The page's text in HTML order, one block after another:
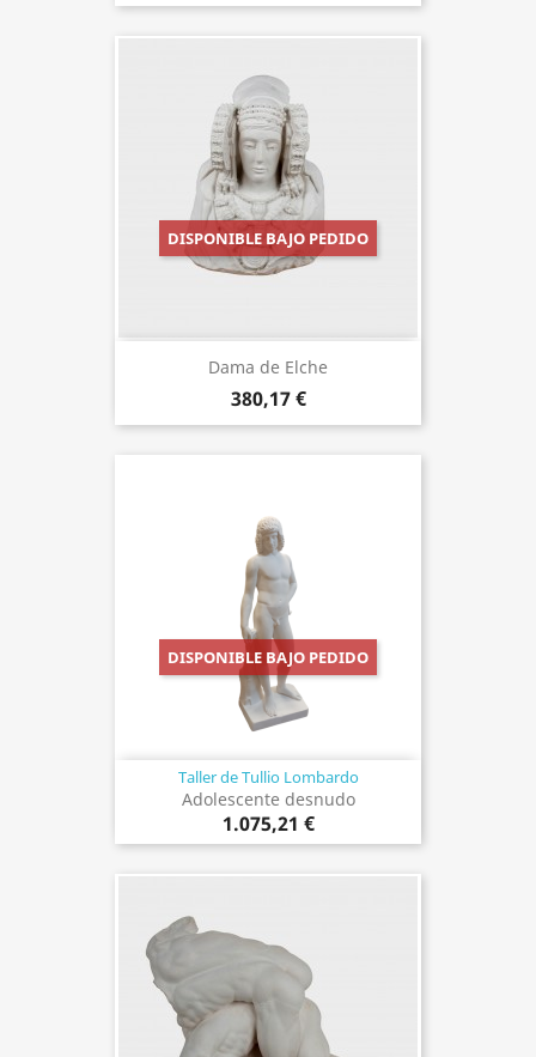
Dama de Elche
380,17 €
DISPONIBLE BAJO PEDIDO
Taller de Tullio Lombardo
Adolescente desnudo
1.075,21 €
DISPONIBLE BAJO PEDIDO